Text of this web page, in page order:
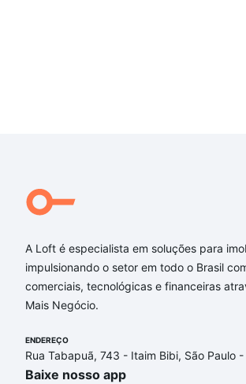
A Loft é especialista em soluções para
impulsionando o setor em todo o Brasil
comerciais, tecnológicas e financeiras
Mais Negócio.
ENDEREÇO
Rua Tabapuã, 743 - Itaim Bibi, São Paulo
Baixe nosso app